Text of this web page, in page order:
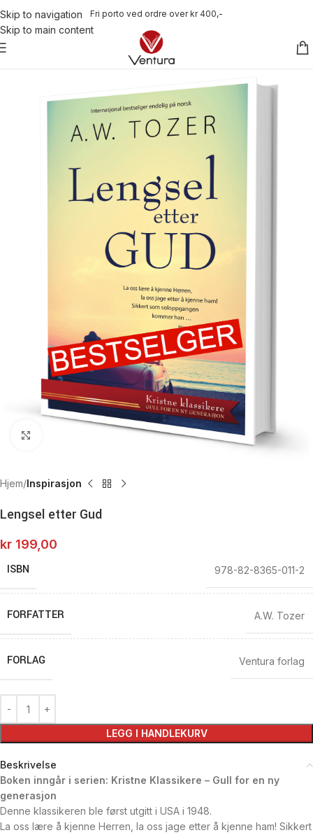
Skip to navigation
Skip to main content
Fri porto ved ordre over kr 400,-
Hjem Inspirasjon
Lengsel etter Gud
kr 199,00
ISBN 978-82-8365-011-2
FORFATTER A.W. Tozer
FORLAG Ventura forlag
LEGG I HANDLEKURV
Beskrivelse
Boken inngår i serien: Kristne Klassikere – Gull for en ny
generasjon
Denne klassikeren ble først utgitt i USA i 1948.
La oss lære å kjenne Herren, la oss jage etter å kjenne ham! Sikkert